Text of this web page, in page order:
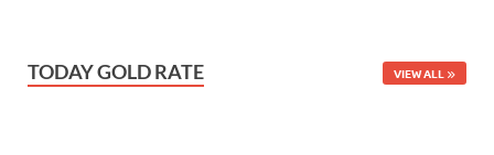
TODAY GOLD RATE VIEW ALL